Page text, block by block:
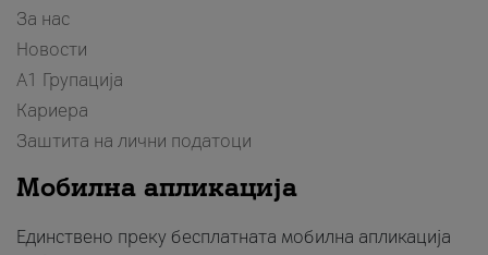
За нас
Новости
А1 Групација
Кариера
Заштита на лични податоци
Мобилна апликација
Единствено преку бесплатната мобилна апликација